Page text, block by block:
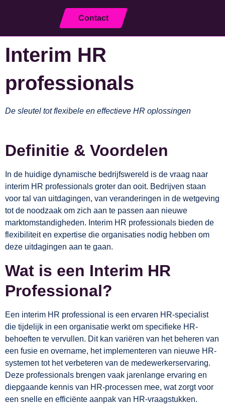
Contact
Interim HR
professionals
De sleutel tot flexibele en effectieve HR oplossingen
Definitie & Voordelen
In de huidige dynamische bedrijfswereld is de vraag naar
interim HR professionals groter dan ooit. Bedrijven staan
voor tal van uitdagingen, van veranderingen in de wetgeving
tot de noodzaak om zich aan te passen aan nieuwe
marktomstandigheden. Interim HR professionals bieden de
flexibiliteit en expertise die organisaties nodig hebben om
deze uitdagingen aan te gaan.
Wat is een Interim HR
Professional?
Een interim HR professional is een ervaren HR-specialist
die tijdelijk in een organisatie werkt om specifieke HR-
behoeften te vervullen. Dit kan variëren van het beheren van
een fusie en overname, het implementeren van nieuwe HR-
systemen tot het verbeteren van de medewerkerservaring.
Deze professionals brengen vaak jarenlange ervaring en
diepgaande kennis van HR-processen mee, wat zorgt voor
een snelle en efficiënte aanpak van HR-vraagstukken.